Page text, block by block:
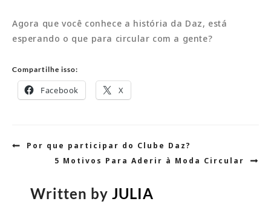
Agora que você conhece a história da Daz, está
esperando o que para circular com a gente?
Compartilhe isso:
Facebook X
Navegação
Por que participar do Clube Daz?
5 Motivos Para Aderir à Moda Circular
Written by JULIA